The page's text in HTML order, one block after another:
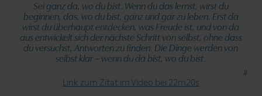
Sei ganz da, wo du bist. Wenn du das lernst, wirst du
beginnen, das, wo du bist, ganz und gar zu leben. Erst da
wirst du überhaupt entdecken, was Freude ist, und von da
aus entwickelt sich der nächste Schritt von selbst, ohne dass
du versuchst, Antworten zu finden. Die Dinge werden von
selbst klar – wenn du da bist, wo du bist.
Link zum Zitat im Video bei 22m20s